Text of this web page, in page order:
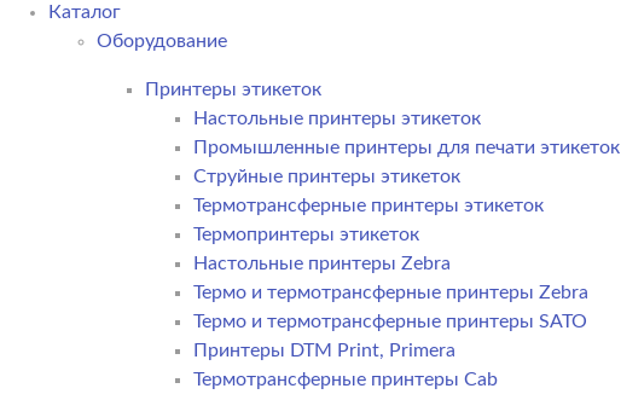
Каталог
Оборудование
Принтеры этикеток
Настольные принтеры этикеток
Промышленные принтеры для печати этикеток
Струйные принтеры этикеток
Термотрансферные принтеры этикеток
Термопринтеры этикеток
Настольные принтеры Zebra
Термо и термотрансферные принтеры Zebra
Термо и термотрансферные принтеры SATO
Принтеры DTM Print, Primera
Термотрансферные принтеры Cab